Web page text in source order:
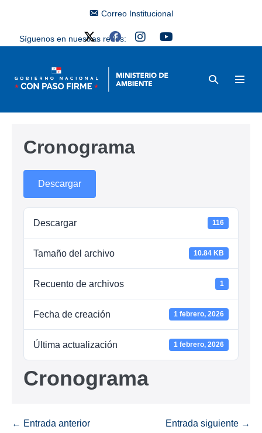
Correo Institucional
Síguenos en nuestras redes:
Cronograma
Descargar
Descargar 116
Tamaño del archivo 10.84 KB
Recuento de archivos 1
Fecha de creación 1 febrero, 2026
Última actualización 1 febrero, 2026
Cronograma
← Entrada anterior Entrada siguiente →